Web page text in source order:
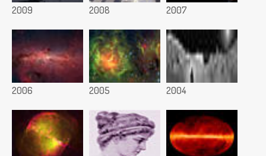
2009 2008 2007
2006 2005 2004